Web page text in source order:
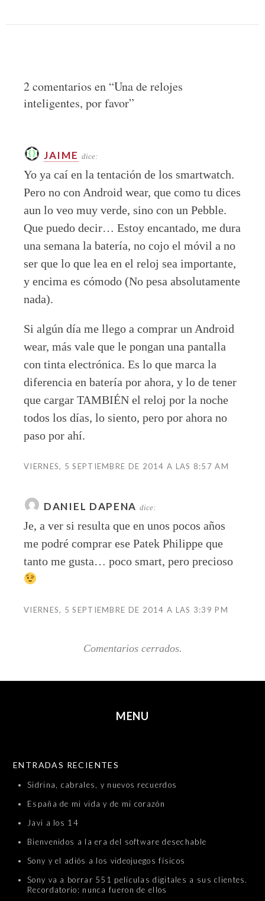
2 comentarios en “Una de relojes
inteligentes, por favor”
JAIME dice:
Yo ya caí en la tentación de los smartwatch.
Pero no con Android wear, que como tu dices
aun lo veo muy verde, sino con un Pebble.
Que puedo decir… Estoy encantado, me dura
una semana la batería, no cojo el móvil a no
ser que lo que lea en el reloj sea importante,
y encima es cómodo (No pesa absolutamente
nada).
Si algún día me llego a comprar un Android
wear, más vale que le pongan una pantalla
con tinta electrónica. Es lo que marca la
diferencia en batería por ahora, y lo de tener
que cargar TAMBIÉN el reloj por la noche
todos los días, lo siento, pero por ahora no
paso por ahí.
VIERNES, 5 SEPTIEMBRE DE 2014 A LAS 8:57 AM
DANIEL DAPENA dice:
Je, a ver si resulta que en unos pocos años
me podré comprar ese Patek Philippe que
tanto me gusta… poco smart, pero precioso
VIERNES, 5 SEPTIEMBRE DE 2014 A LAS 3:39 PM
Comentarios cerrados.
MENU
ENTRADAS RECIENTES
Sidrina, cabrales, y nuevos recuerdos
España de mi vida y de mi corazón
Javi a los 14
Bienvenidos a la era del software desechable
Sony y el adiós a los videojuegos físicos
Sony va a borrar 551 películas digitales a sus clientes.
Recordatorio: nunca fueron de ellos